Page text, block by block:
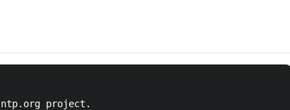
project.